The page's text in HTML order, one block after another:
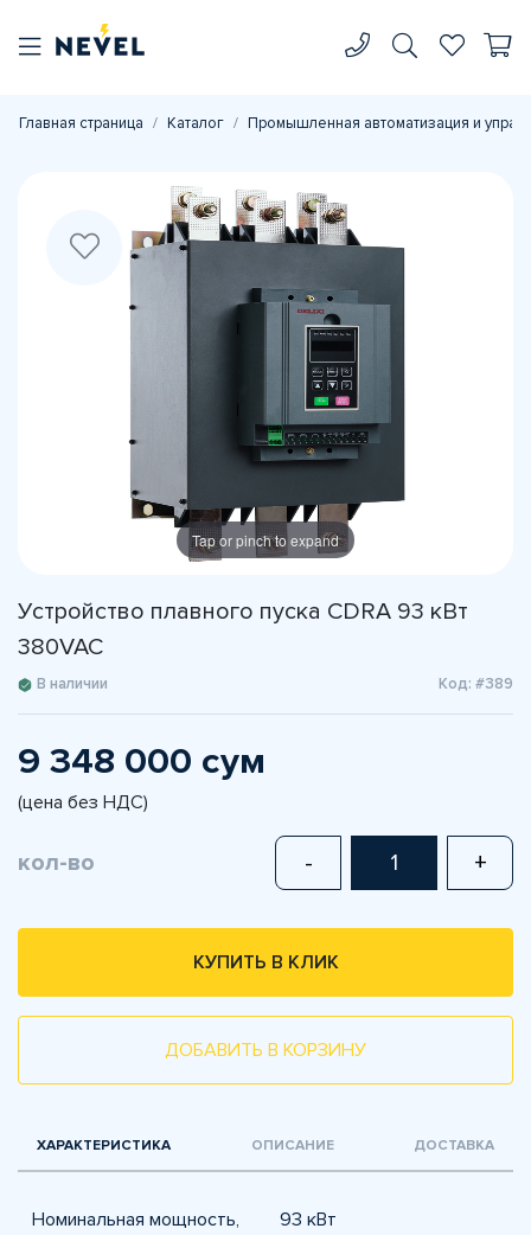
Главная страница Каталог Промышленная автоматизация и
Tap or pinch to expand
Устройство плавного пуска CDRA 93 кВт
380VAC
В наличии Код: #389
9 348 000 сум
(цена без НДС)
кол-во - +
КУПИТЬ В КЛИК
ДОБАВИТЬ В КОРЗИНУ
ХАРАКТЕРИСТИКА ОПИСАНИЕ ДОСТАВКА
Номинальная мощность,
93 кВт